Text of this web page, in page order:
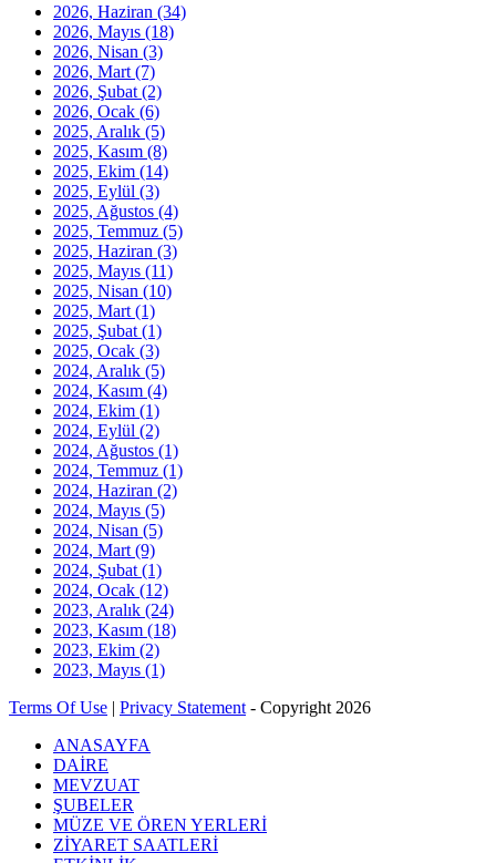
2026, Haziran (34)
2026, Mayıs (18)
2026, Nisan (3)
2026, Mart (7)
2026, Şubat (2)
2026, Ocak (6)
2025, Aralık (5)
2025, Kasım (8)
2025, Ekim (14)
2025, Eylül (3)
2025, Ağustos (4)
2025, Temmuz (5)
2025, Haziran (3)
2025, Mayıs (11)
2025, Nisan (10)
2025, Mart (1)
2025, Şubat (1)
2025, Ocak (3)
2024, Aralık (5)
2024, Kasım (4)
2024, Ekim (1)
2024, Eylül (2)
2024, Ağustos (1)
2024, Temmuz (1)
2024, Haziran (2)
2024, Mayıs (5)
2024, Nisan (5)
2024, Mart (9)
2024, Şubat (1)
2024, Ocak (12)
2023, Aralık (24)
2023, Kasım (18)
2023, Ekim (2)
2023, Mayıs (1)
Terms Of Use | Privacy Statement - Copyright 2026
ANASAYFA
DAİRE
MEVZUAT
ŞUBELER
MÜZE VE ÖREN YERLERİ
ZİYARET SAATLERİ